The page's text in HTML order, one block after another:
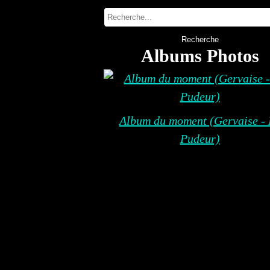
Albums Photos
Album du moment (Gervaise -
Pudeur)